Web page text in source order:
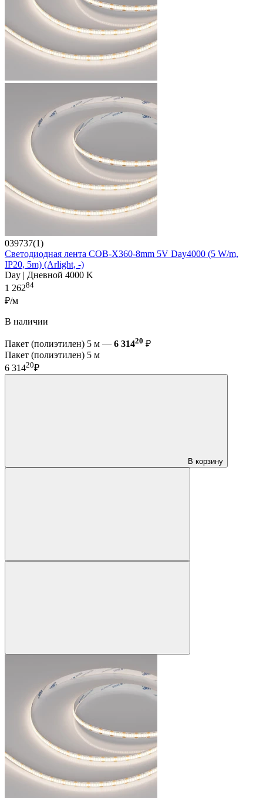
039737(1)
Светодиодная лента COB-X360-8mm 5V Day4000 (5 W/m,
IP20, 5m) (Arlight, -)
Day | Дневной 4000 K
1 26284
₽/м
В наличии
Пакет (полиэтилен) 5 м — 6 31420 ₽
Пакет (полиэтилен) 5 м
6 31420₽
В корзину